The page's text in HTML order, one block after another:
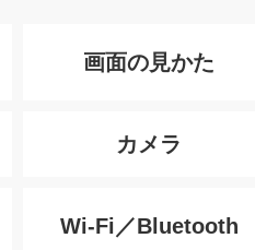
画面の見かた
カメラ
Wi-Fi／Bluetooth